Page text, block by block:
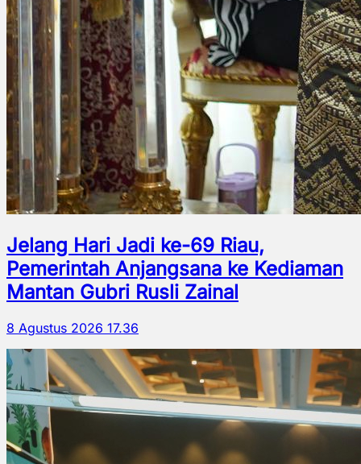
Jelang Hari Jadi ke-69 Riau,
Pemerintah Anjangsana ke Kediaman
Mantan Gubri Rusli Zainal
8 Agustus 2026 17.36